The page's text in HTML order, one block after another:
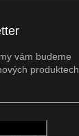
vám budeme
produktech